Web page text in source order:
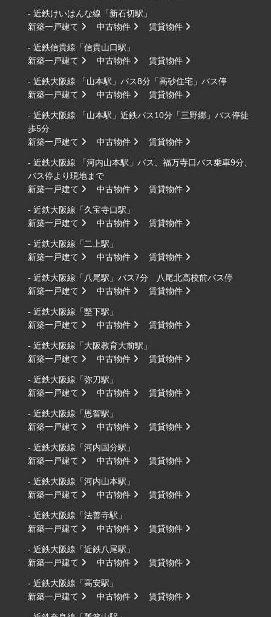
- 近鉄けいはんな線「新石切駅」
新築一戸建て
中古物件 賃貸物件
- 近鉄信貴線「信貴山口駅」
新築一戸建て
中古物件 賃貸物件
- 近鉄大阪線 「山本駅」バス8分「高砂住宅」バス停
新築一戸建て
中古物件 賃貸物件
- 近鉄大阪線 「山本駅」近鉄バス10分「三野郷」バス停徒
歩5分
新築一戸建て
中古物件 賃貸物件
- 近鉄大阪線 「河内山本駅」バス、福万寺口バス乗車9分、
バス停より現地まで
新築一戸建て
中古物件 賃貸物件
- 近鉄大阪線「久宝寺口駅」
新築一戸建て
中古物件 賃貸物件
- 近鉄大阪線「二上駅」
新築一戸建て
中古物件 賃貸物件
- 近鉄大阪線「八尾駅」バス7分 八尾北高校前バス停
新築一戸建て
中古物件 賃貸物件
- 近鉄大阪線「堅下駅」
新築一戸建て
中古物件 賃貸物件
- 近鉄大阪線「大阪教育大前駅」
新築一戸建て
中古物件 賃貸物件
- 近鉄大阪線「弥刀駅」
新築一戸建て
中古物件 賃貸物件
- 近鉄大阪線「恩智駅」
新築一戸建て
中古物件 賃貸物件
- 近鉄大阪線「河内国分駅」
新築一戸建て
中古物件 賃貸物件
- 近鉄大阪線「河内山本駅」
新築一戸建て
中古物件 賃貸物件
- 近鉄大阪線「法善寺駅」
新築一戸建て
中古物件 賃貸物件
- 近鉄大阪線「近鉄八尾駅」
新築一戸建て
中古物件 賃貸物件
- 近鉄大阪線「高安駅」
新築一戸建て
中古物件 賃貸物件